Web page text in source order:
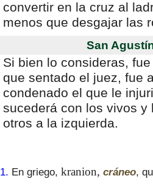
convertir en la cruz al
menos que desgajar las
San
Si bien lo consideras,
que sentado el juez, fue
condenado el que le
sucederá con los vivos y
otros a la izquierda.
1. En griego, kranion, cráneo,